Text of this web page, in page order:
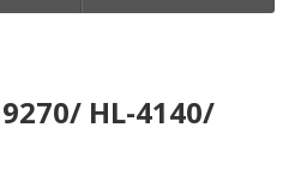
HL-4140/